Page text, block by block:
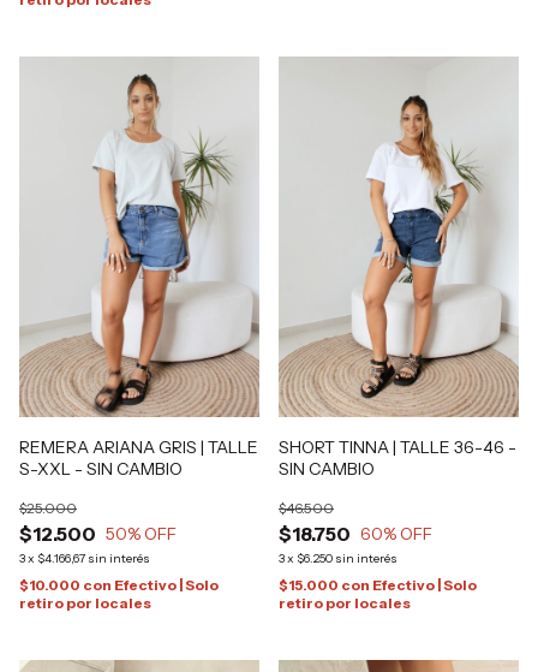
REMERA ARIANA GRIS | TALLE
S-XXL - SIN CAMBIO
$12.500
$25.000
50% OFF
3x $4.166,67 sin interés
$10.000 con Efectivo | Solo
retiro por locales
SHORT TINNA | TALLE 36-46 -
SIN CAMBIO
$18.750
$46.500
60% OFF
3x $6.250 sin interés
$15.000 con Efectivo | Solo
retiro por locales